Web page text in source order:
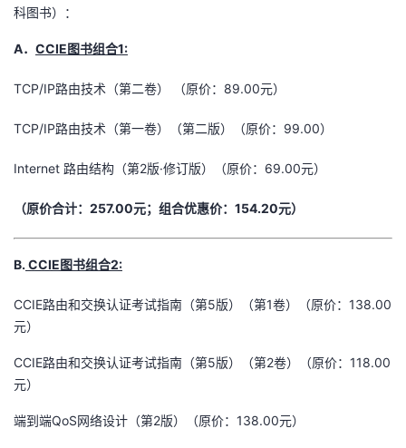
科图书）：
A． CCIE图书组合1:
TCP/IP路由技术（第二卷） （原价：89.00元）
TCP/IP路由技术（第一卷）（第二版）（原价：99.00）
Internet 路由结构（第2版·修订版）（原价：69.00元）
（原价合计：257.00元；组合优惠价：154.20元）
B. CCIE图书组合2:
CCIE路由和交换认证考试指南（第5版）（第1卷）（原价：138.00
元）
CCIE路由和交换认证考试指南（第5版）（第2卷）（原价：118.00
元）
端到端QoS网络设计（第2版）（原价：138.00元）